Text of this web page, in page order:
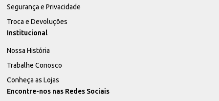
Segurança e Privacidade
Troca e Devoluções
Institucional
Nossa História
Trabalhe Conosco
Conheça as Lojas
Encontre-nos nas Redes Sociais